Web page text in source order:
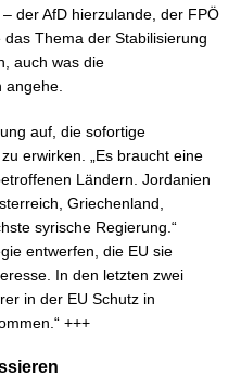
der AfD hierzulande, der FPÖ
Thema der Stabilisierung
auch was die
auf, die sofortige
erwirken. „Es braucht eine
Ländern. Jordanien
Griechenland,
syrische Regierung.“
entwerfen, die EU sie
In den letzten zwei
in der EU Schutz in
+++